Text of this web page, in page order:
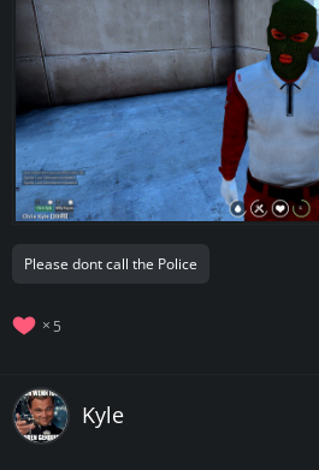
Please dont call the Police
5
Kyle